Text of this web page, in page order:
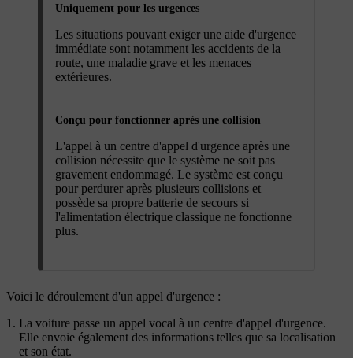
Uniquement pour les urgences
Les situations pouvant exiger une aide d'urgence
immédiate sont notamment les accidents de la
route, une maladie grave et les menaces
extérieures.
Conçu pour fonctionner après une collision
L'appel à un centre d'appel d'urgence après une
collision nécessite que le système ne soit pas
gravement endommagé. Le système est conçu
pour perdurer après plusieurs collisions et
possède sa propre batterie de secours si
l'alimentation électrique classique ne fonctionne
plus.
Voici le déroulement d'un appel d'urgence :
La voiture passe un appel vocal à un centre d'appel d'urgence.
Elle envoie également des informations telles que sa localisation
et son état.